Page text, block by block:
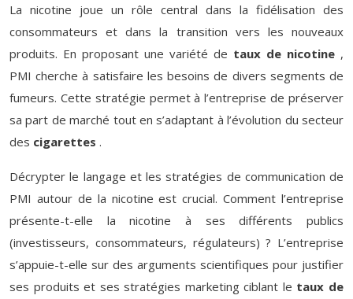
La nicotine joue un rôle central dans la fidélisation des
consommateurs et dans la transition vers les nouveaux
produits. En proposant une variété de taux de nicotine ,
PMI cherche à satisfaire les besoins de divers segments de
fumeurs. Cette stratégie permet à l’entreprise de préserver
sa part de marché tout en s’adaptant à l’évolution du secteur
des cigarettes .
Décrypter le langage et les stratégies de communication de
PMI autour de la nicotine est crucial. Comment l’entreprise
présente-t-elle la nicotine à ses différents publics
(investisseurs, consommateurs, régulateurs) ? L’entreprise
s’appuie-t-elle sur des arguments scientifiques pour justifier
ses produits et ses stratégies marketing ciblant le taux de